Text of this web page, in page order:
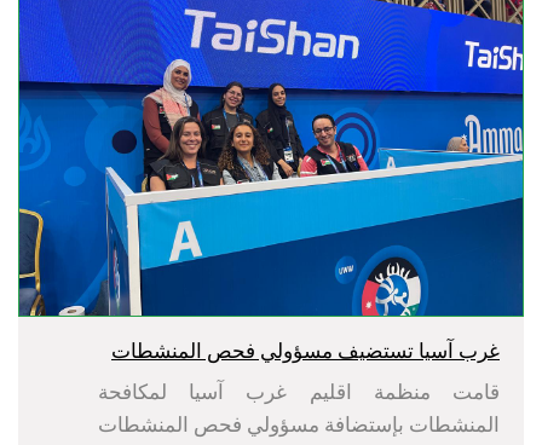
غرب آسيا تستضيف مسؤولي فحص المنشطات
قامت منظمة اقليم غرب آسيا لمكافحة
المنشطات بإستضافة مسؤولي فحص المنشطات